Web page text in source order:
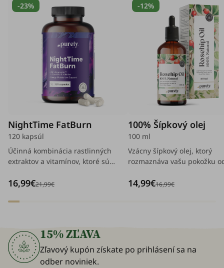
-23%
NightTime FatBurn
120 kapsúl
Účinná kombinácia rastlinných
extraktov a vitamínov, ktoré sú
podporu metabolizmu aj počas
16,99€21,99€
-12%
100% Šípkový olej
100 ml
Vzácny šípkový olej, ktorý
rozmaznáva vašu pokožku
14,99€16,99€
15% ZĽAVA
Zľavový kupón získate po prihlásení sa na
odber noviniek.